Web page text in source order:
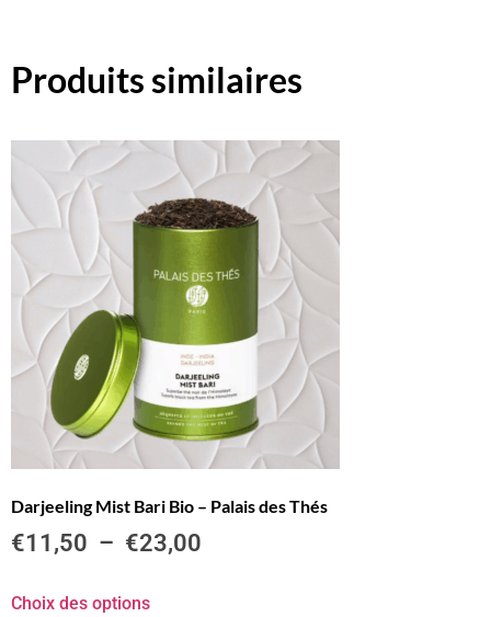
Produits similaires
Darjeeling Mist Bari Bio – Palais des Thés
€11,50 – €23,00
Choix des options